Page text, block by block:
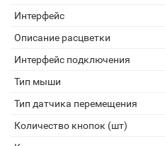
Интерфейс
Описание расцветки
Интерфейс подключения
Тип мыши
Тип датчика перемещения
Количество кнопок (шт)